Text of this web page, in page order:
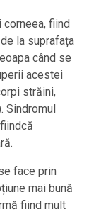
fiind
la suprafața
când se
acestei
străini,
Sindromul
face prin
mai bună
fiind mult